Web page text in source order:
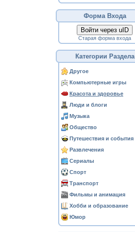
Форма Входа
Войти через uID
Старая форма входа
Категории Раздела
Другое
Компьютерные игры
Красота и здоровье
Люди и блоги
Музыка
Общество
Путешествия и события
Развлечения
Сериалы
Спорт
Транспорт
Фильмы и анимация
Хобби и образование
Юмор